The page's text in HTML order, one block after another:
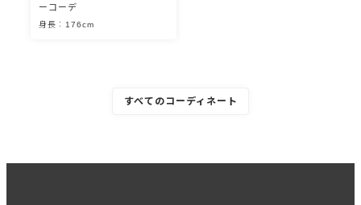
ーコーデ
身長：176cm
すべてのコーディネート